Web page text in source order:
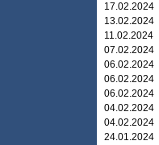
17.02.2024
13.02.2024
11.02.2024
07.02.2024
06.02.2024
06.02.2024
06.02.2024
04.02.2024
04.02.2024
24.01.2024